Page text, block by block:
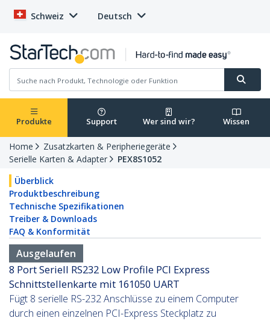
Schweiz Deutsch
Produkte Support Wer sind wir? Wissen
Home
Zusatzkarten & Peripheriegeräte
Serielle Karten & Adapter
PEX8S1052
Überblick
Produktbeschreibung
Technische Spezifikationen
Treiber & Downloads
FAQ & Konformität
Ausgelaufen
8 Port Seriell RS232 Low Profile PCI Express
Schnittstellenkarte mit 161050 UART
Fügt 8 serielle RS-232 Anschlüsse zu einem Computer
durch einen einzelnen PCI-Express Steckplatz zu